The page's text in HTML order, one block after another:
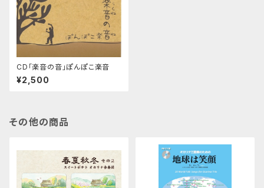
CD「楽音の音」ぽんぽこ楽音
¥2,500
その他の商品